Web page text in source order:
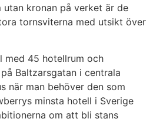
utan kronan på verket är de
tornsviterna med utsikt över
med 45 hotellrum och
Baltzarsgatan i centrala
när man behöver den som
minsta hotell i Sverige
om att bli stans